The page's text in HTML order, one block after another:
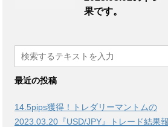
果です。
最近の投稿
14.5pips獲得！トレダリーマントムの
2023.03.20『USD/JPY』トレード結果